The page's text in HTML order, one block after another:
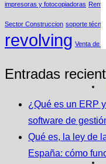
impresoras y fotocopiadoras
Sector Construccion soporte técnico
revolving Venta de
Entradas
¿Qué es un ERP
software de
Qué es, la ley de
España: cómo